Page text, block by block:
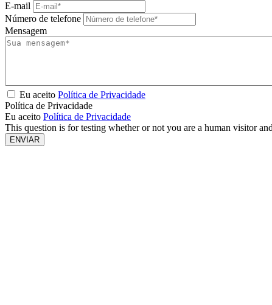
E-mail
Número de telefone
Mensagem
Eu aceito Política de Privacidade
Política de Privacidade
Eu aceito Política de Privacidade
This question is for testing whether or not you are a human visitor